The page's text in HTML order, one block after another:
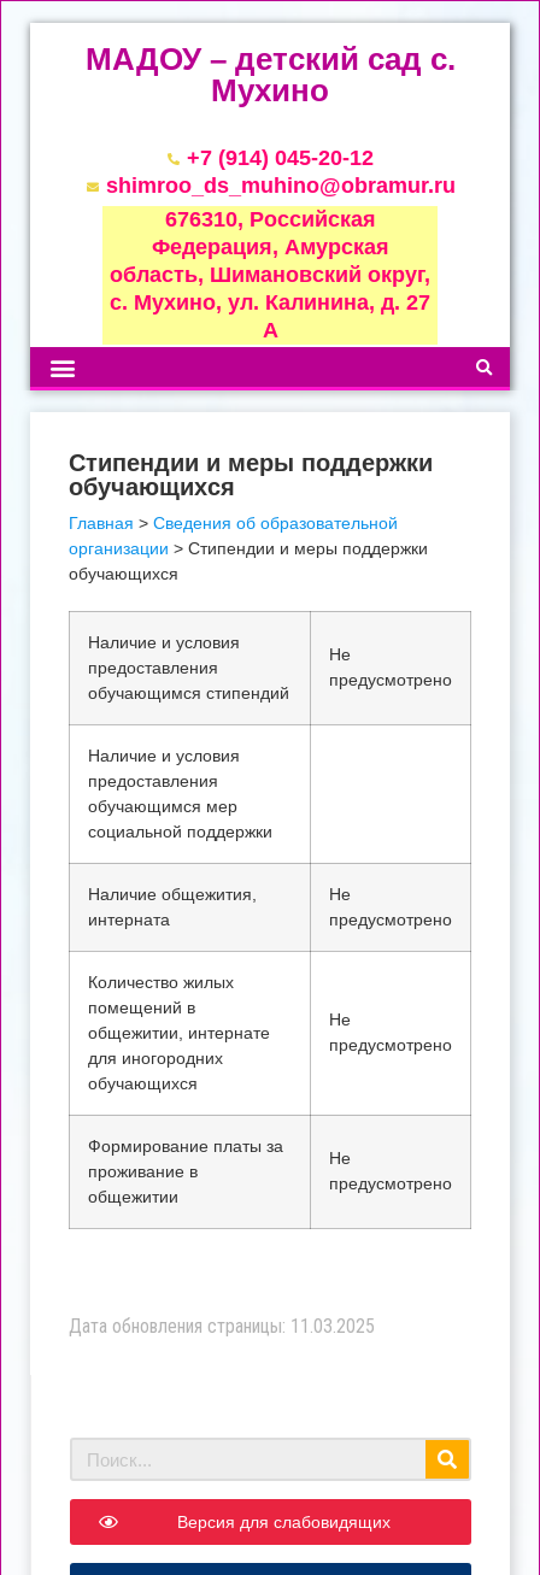
МАДОУ – детский сад с.
Мухино
+7 (914) 045-20-12
shimroo_ds_muhino@obramur.ru
676310, Российская
Федерация, Амурская
область, Шимановский округ,
с. Мухино, ул. Калинина, д. 27
А
Стипендии и меры поддержки
обучающихся
Главная > Сведения об образовательной
организации > Стипендии и меры поддержки
обучающихся
Наличие и условия
предоставления
обучающимся стипендий
Не
предусмотрено
Наличие и условия
предоставления
обучающимся мер
социальной поддержки
Наличие общежития,
интерната
Не
предусмотрено
Количество жилых
помещений в
общежитии, интернате
для иногородних
обучающихся
Не
предусмотрено
Формирование платы за
проживание в
общежитии
Не
предусмотрено
Дата обновления страницы: 11.03.2025
Версия для слабовидящих